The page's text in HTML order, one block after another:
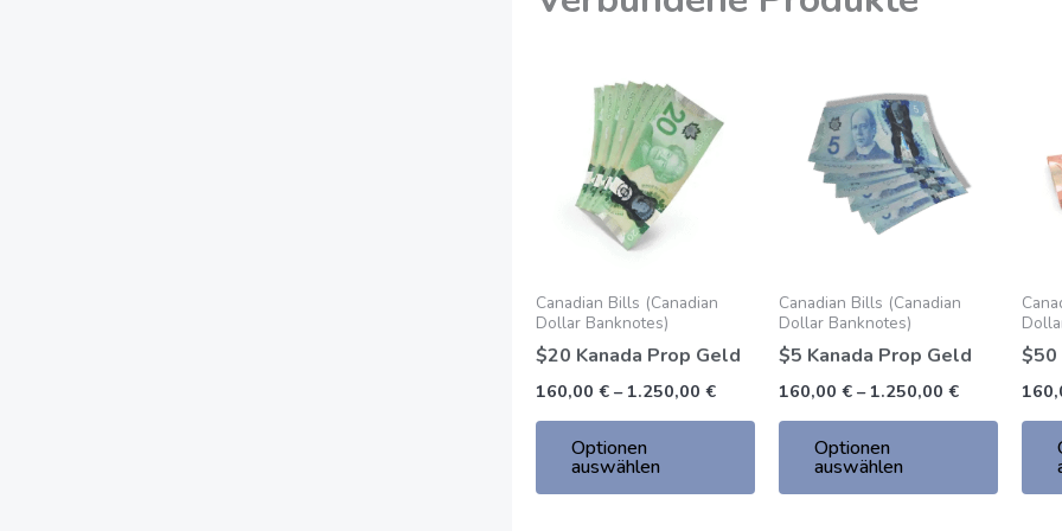
Canadian Bills (Canadian
Dollar Banknotes)
$20 Kanada Prop Geld
160,00 € – 1.250,00 €
bis
Optionen
auswählen
mehrere
der
Produktseite
werden
Canadian Bills (Canadian
Dollar Banknotes)
$5 Kanada Prop Geld
160,00 € – 1.250,00 €
€
Optionen
auswählen
der
werden
$50